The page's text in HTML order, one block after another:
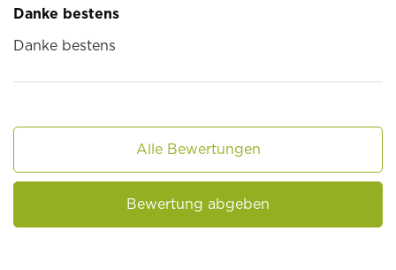
Danke bestens
Danke bestens
Alle Bewertungen
Bewertung abgeben